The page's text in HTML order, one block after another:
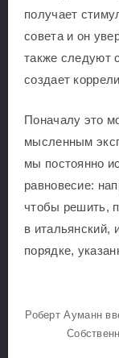
получает
совета и он
также следуют
создает
Поначалу это
мысленным
мы постоянно
равновесие:
чтобы решить,
в итальянский,
порядке,
Роберт Ауманн